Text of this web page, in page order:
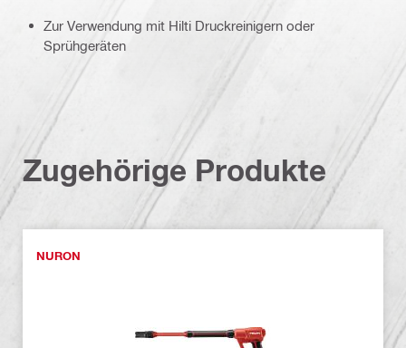
Zur Verwendung mit Hilti Druckreinigern oder
Sprühgeräten
Zugehörige Produkte
NURON